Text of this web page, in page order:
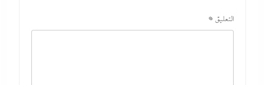
التعليق *